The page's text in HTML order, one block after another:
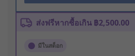
ส่งฟรีหากซื้อเกิน ฿2,500.00
มีในสต็อก